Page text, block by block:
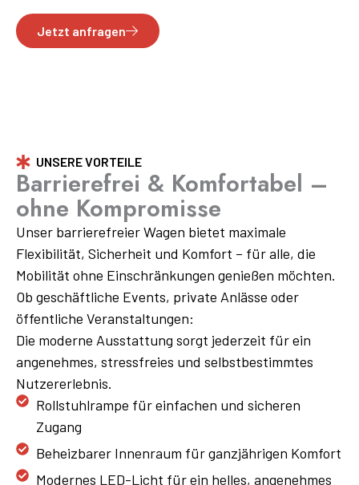
Jetzt anfragen
UNSERE VORTEILE
Barrierefrei & Komfortabel –
ohne Kompromisse
Unser barrierefreier Wagen bietet maximale
Flexibilität, Sicherheit und Komfort – für alle, die
Mobilität ohne Einschränkungen genießen möchten.
Ob geschäftliche Events, private Anlässe oder
öffentliche Veranstaltungen:
Die moderne Ausstattung sorgt jederzeit für ein
angenehmes, stressfreies und selbstbestimmtes
Nutzererlebnis.
Rollstuhlrampe für einfachen und sicheren
Zugang
Beheizbarer Innenraum für ganzjährigen Komfort
Modernes LED-Licht für ein helles, angenehmes